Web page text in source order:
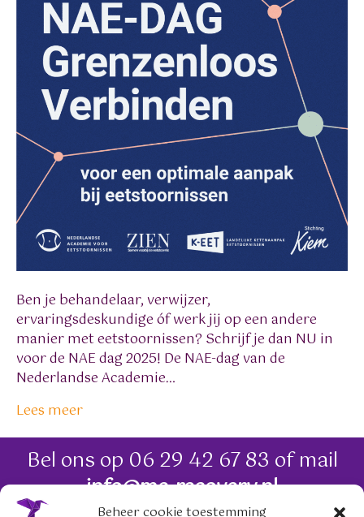
Beheer cookie toestemming
Ben je behandelaar, verwijzer,
ervaringsdeskundige óf werk jij op een andere
manier met eetstoornissen? Schrijf je dan NU in
voor de NAE dag 2025! De NAE-dag van de
Nederlandse Academie…
Lees meer
Bel ons op 06 29 42 67 83 of mail
info@me-recovery.nl